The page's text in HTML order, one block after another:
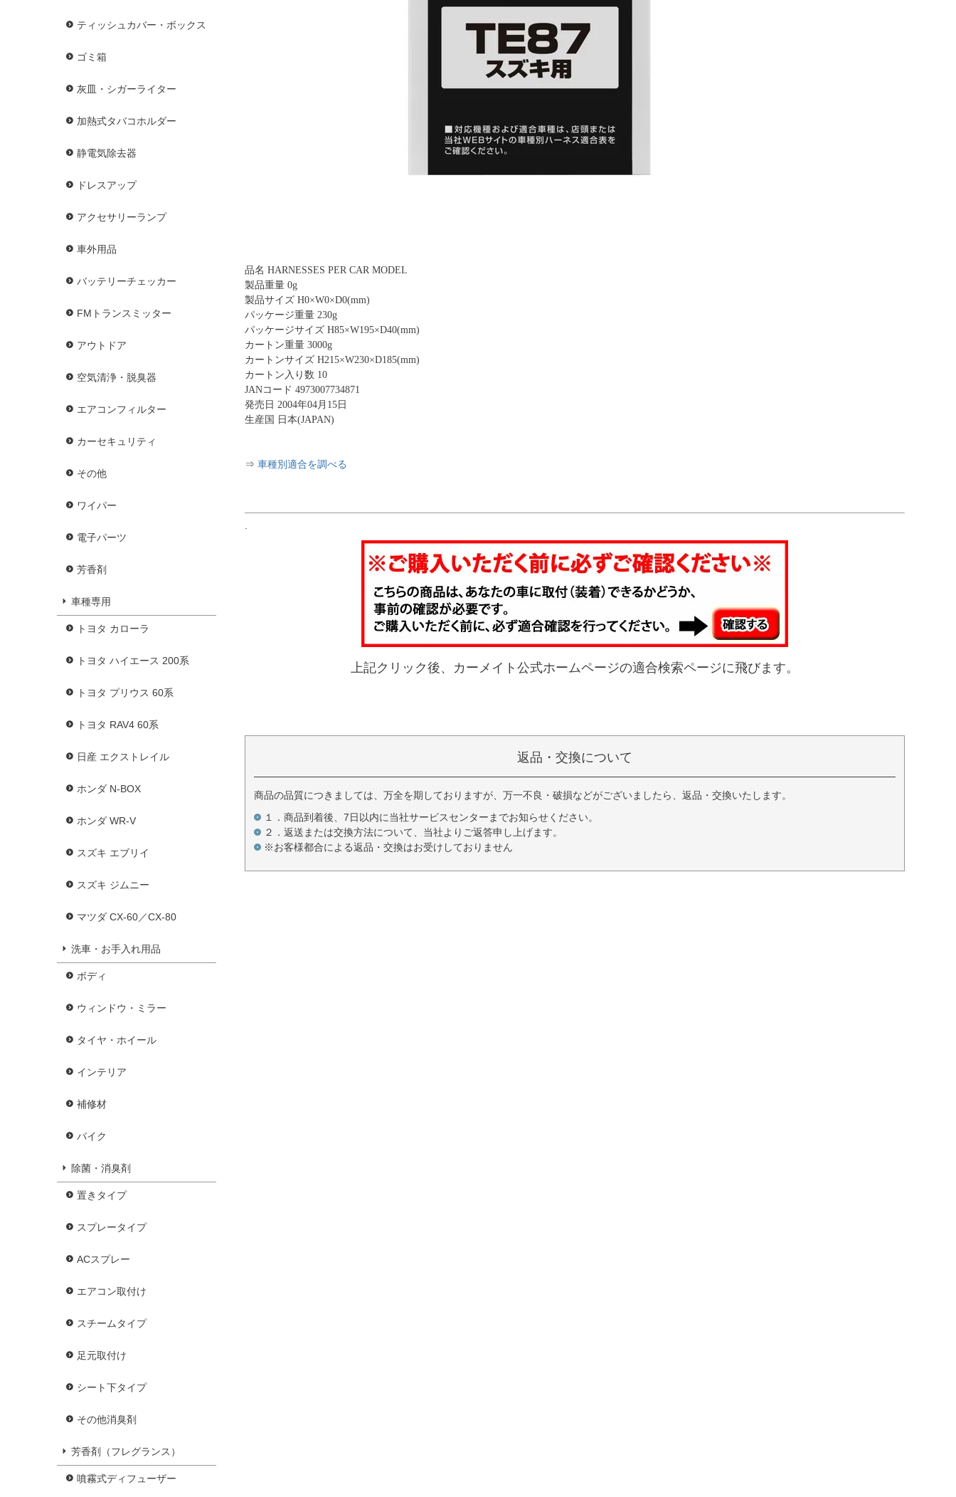
ティッシュカバー・ボックス
ゴミ箱
灰皿・シガーライター
加熱式タバコホルダー
静電気除去器
ドレスアップ
アクセサリーランプ
車外用品
バッテリーチェッカー
FMトランスミッター
アウトドア
空気清浄・脱臭器
エアコンフィルター
カーセキュリティ
その他
ワイパー
電子パーツ
芳香剤
車種専用
トヨタ カローラ
トヨタ ハイエース 200系
トヨタ プリウス 60系
トヨタ RAV4 60系
日産 エクストレイル
ホンダ N-BOX
ホンダ WR-V
スズキ エブリイ
スズキ ジムニー
マツダ CX-60／CX-80
洗車・お手入れ用品
ボディ
ウィンドウ・ミラー
タイヤ・ホイール
インテリア
補修材
バイク
除菌・消臭剤
置きタイプ
スプレータイプ
ACスプレー
エアコン取付け
スチームタイプ
足元取付け
シート下タイプ
その他消臭剤
芳香剤（フレグランス）
噴霧式ディフューザー
品名 HARNESSES PER CAR MODEL
製品重量 0g
製品サイズ H0×W0×D0(mm)
パッケージ重量 230g
パッケージサイズ H85×W195×D40(mm)
カートン重量 3000g
カートンサイズ H215×W230×D185(mm)
カートン入り数 10
JANコード 4973007734871
発売日 2004年04月15日
生産国 日本(JAPAN)
⇒ 車種別適合を調べる
上記クリック後、カーメイト公式ホームページの適合検索ページに飛びます。
返品・交換について
商品の品質につきましては、万全を期しておりますが、万一不良・破損などがございましたら、返品・交換いたします。
１．商品到着後、7日以内に当社サービスセンターまでお知らせください。
２．返送または交換方法について、当社よりご返答申し上げます。
※お客様都合による返品・交換はお受けしておりません